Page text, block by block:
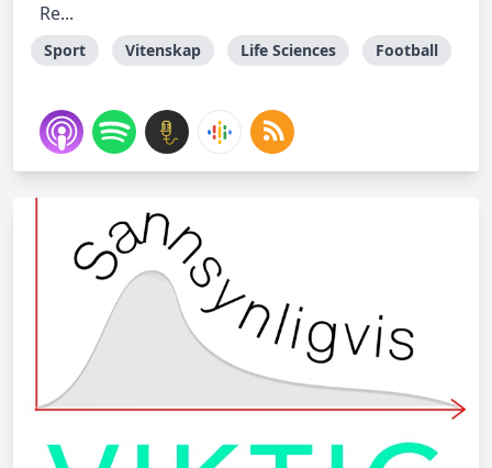
Re...
Sport Vitenskap Life Sciences Football